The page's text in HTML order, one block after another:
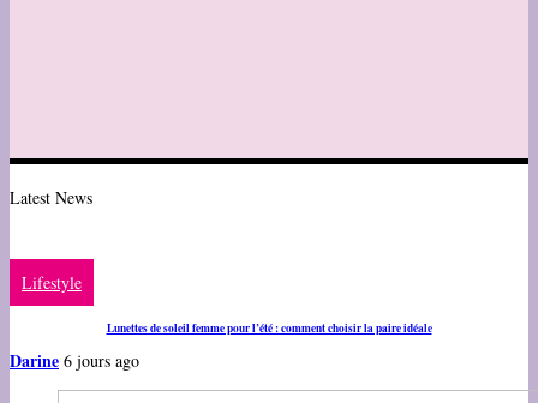
Latest News
Lifestyle
Lunettes de soleil femme pour l’été : comment choisir la paire idéale
Darine 6 jours ago